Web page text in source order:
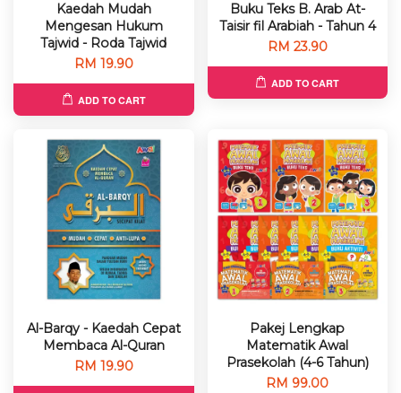
Kaedah Mudah
Mengesan Hukum
Tajwid - Roda Tajwid
RM 19.90
ADD TO CART
Buku Teks B. Arab At-
Taisir fil Arabiah - Tahun 4
RM 23.90
ADD TO CART
Al-Barqy - Kaedah Cepat
Membaca Al-Quran
RM 19.90
Pakej Lengkap
Matematik Awal
Prasekolah (4-6 Tahun)
RM 99.00